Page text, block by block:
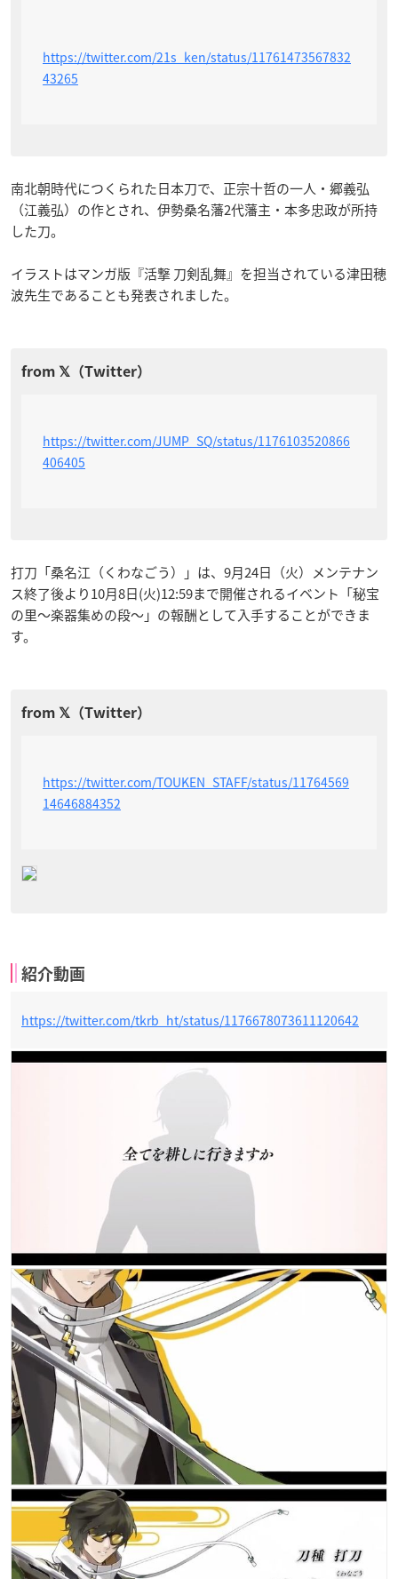
https://twitter.com/21s_ken/status/11761473567832
43265
南北朝時代につくられた日本刀で、正宗十哲の一人・郷義弘
（江義弘）の作とされ、伊勢桑名藩2代藩主・本多忠政が所持
した刀。
イラストはマンガ版『活撃 刀剣乱舞』を担当されている津田穂
波先生であることも発表されました。
https://twitter.com/JUMP_SQ/status/1176103520866
406405
打刀「桑名江（くわなごう）」は、9月24日（火）メンテナン
ス終了後より10月8日(火)12:59まで開催されるイベント「秘宝
の里～楽器集めの段～」の報酬として入手することができま
す。
https://twitter.com/TOUKEN_STAFF/status/11764569
14646884352
紹介動画
https://twitter.com/tkrb_ht/status/1176678073611120642